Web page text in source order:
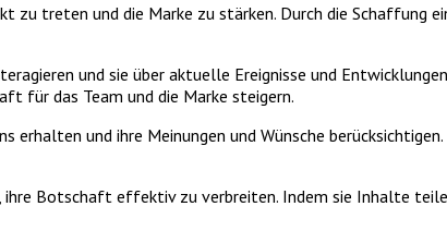
treten und die Marke zu stärken. Durch die Schaffung
und sie über aktuelle Ereignisse und
für das Team und die Marke steigern.
erhalten und ihre Meinungen und Wünsche
Botschaft effektiv zu verbreiten. Indem sie Inhalte